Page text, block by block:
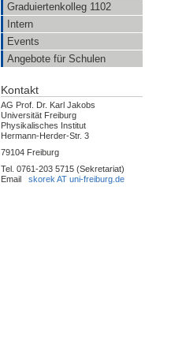
Graduiertenkolleg 1102
Intern
Events
Angebote für Schulen
Kontakt
AG Prof. Dr. Karl Jakobs
Universität Freiburg
Physikalisches Institut
Hermann-Herder-Str. 3
79104 Freiburg
Tel. 0761-203 5715 (Sekretariat)
Email
skorek AT uni-freiburg.de